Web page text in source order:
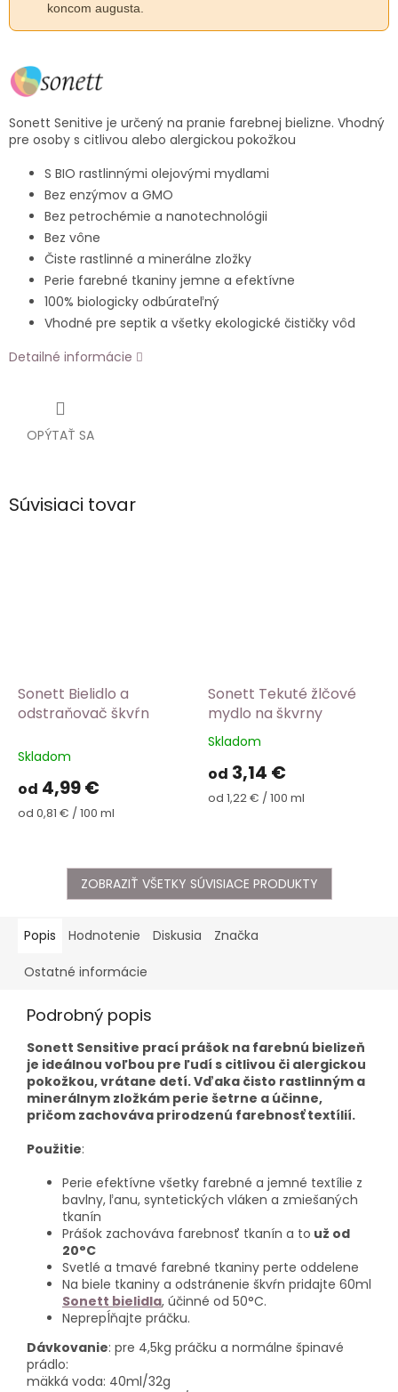
koncom augusta.
Sonett Senitive je určený na pranie farebnej bielizne. Vhodný
pre osoby s citlivou alebo alergickou pokožkou
S BIO rastlinnými olejovými mydlami
Bez enzýmov a GMO
Bez petrochémie a nanotechnológii
Bez vône
Čiste rastlinné a minerálne zložky
Perie farebné tkaniny jemne a efektívne
100% biologicky odbúrateľný
Vhodné pre septik a všetky ekologické čističky vôd
Detailné informácie
OPÝTAŤ SA
Súvisiaci tovar
Sonett Bielidlo a
odstraňovač škvŕn
Skladom
od 4,99 €
Jednotková
od 0,81 € / 100 ml
Sonett Tekuté žlčové
mydlo na škvrny
Priemerné
produktu
je
Skladom
od 3,14 €
Jednotková
od 1,22 € / 100 ml
ZOBRAZIŤ VŠETKY SÚVISIACE PRODUKTY
Popis Hodnotenie Diskusia Značka
Ostatné informácie
Podrobný popis
Sonett Sensitive prací prášok na farebnú bielizeň
je ideálnou voľbou pre ľudí s citlivou či alergickou
pokožkou, vrátane detí. Vďaka čisto rastlinným a
minerálnym zložkám perie šetrne a účinne,
pričom zachováva prirodzenú farebnosť textílií.
Použitie:
Perie efektívne všetky farebné a jemné textílie z
bavlny, ľanu, syntetických vláken a zmiešaných
tkanín
Prášok zachováva farebnosť tkanín a to už od
20°C
Svetlé a tmavé farebné tkaniny perte oddelene
Na biele tkaniny a odstránenie škvŕn pridajte 60ml
Sonett bielidla, účinné od 50°C.
Neprepĺňajte práčku.
Dávkovanie: pre 4,5kg práčku a normálne špinavé
prádlo:
mäkká voda: 40ml/32g